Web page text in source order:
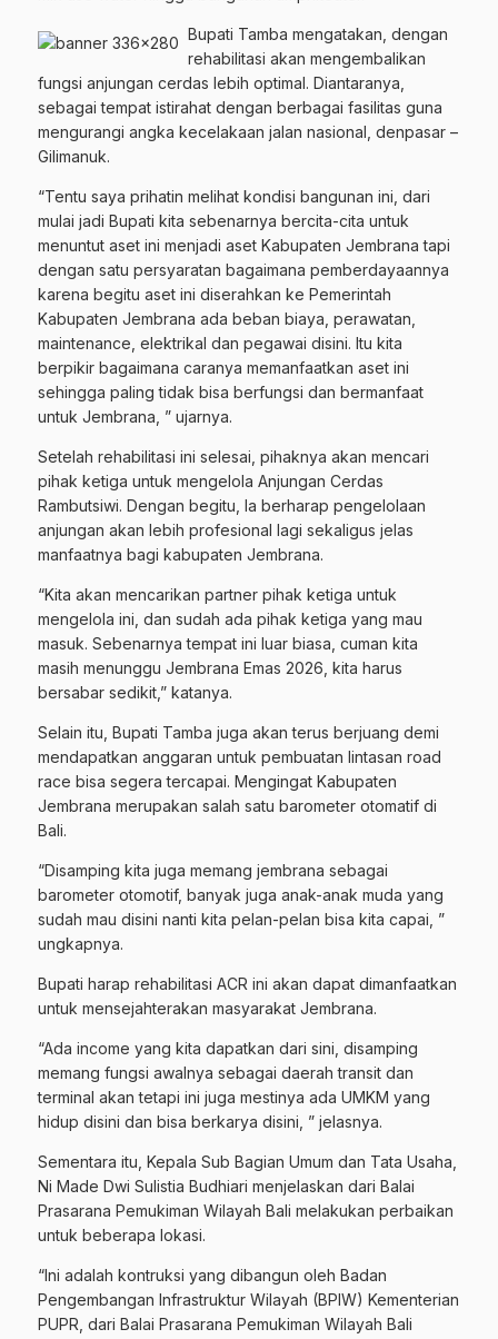
Bupati Tamba mengatakan, dengan
rehabilitasi akan mengembalikan
fungsi anjungan cerdas lebih optimal. Diantaranya,
sebagai tempat istirahat dengan berbagai fasilitas guna
mengurangi angka kecelakaan jalan nasional, denpasar –
Gilimanuk.
“Tentu saya prihatin melihat kondisi bangunan ini, dari
mulai jadi Bupati kita sebenarnya bercita-cita untuk
menuntut aset ini menjadi aset Kabupaten Jembrana tapi
dengan satu persyaratan bagaimana pemberdayaannya
karena begitu aset ini diserahkan ke Pemerintah
Kabupaten Jembrana ada beban biaya, perawatan,
maintenance, elektrikal dan pegawai disini. Itu kita
berpikir bagaimana caranya memanfaatkan aset ini
sehingga paling tidak bisa berfungsi dan bermanfaat
untuk Jembrana, ” ujarnya.
Setelah rehabilitasi ini selesai, pihaknya akan mencari
pihak ketiga untuk mengelola Anjungan Cerdas
Rambutsiwi. Dengan begitu, Ia berharap pengelolaan
anjungan akan lebih profesional lagi sekaligus jelas
manfaatnya bagi kabupaten Jembrana.
“Kita akan mencarikan partner pihak ketiga untuk
mengelola ini, dan sudah ada pihak ketiga yang mau
masuk. Sebenarnya tempat ini luar biasa, cuman kita
masih menunggu Jembrana Emas 2026, kita harus
bersabar sedikit,” katanya.
Selain itu, Bupati Tamba juga akan terus berjuang demi
mendapatkan anggaran untuk pembuatan lintasan road
race bisa segera tercapai. Mengingat Kabupaten
Jembrana merupakan salah satu barometer otomatif di
Bali.
“Disamping kita juga memang jembrana sebagai
barometer otomotif, banyak juga anak-anak muda yang
sudah mau disini nanti kita pelan-pelan bisa kita capai, ”
ungkapnya.
Bupati harap rehabilitasi ACR ini akan dapat dimanfaatkan
untuk mensejahterakan masyarakat Jembrana.
“Ada income yang kita dapatkan dari sini, disamping
memang fungsi awalnya sebagai daerah transit dan
terminal akan tetapi ini juga mestinya ada UMKM yang
hidup disini dan bisa berkarya disini, ” jelasnya.
Sementara itu, Kepala Sub Bagian Umum dan Tata Usaha,
Ni Made Dwi Sulistia Budhiari menjelaskan dari Balai
Prasarana Pemukiman Wilayah Bali melakukan perbaikan
untuk beberapa lokasi.
“Ini adalah kontruksi yang dibangun oleh Badan
Pengembangan Infrastruktur Wilayah (BPIW) Kementerian
PUPR, dari Balai Prasarana Pemukiman Wilayah Bali